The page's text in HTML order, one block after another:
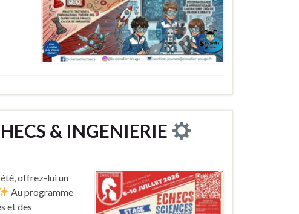
& INGENIERIE
été, offrez-lui un
Au programme
et des